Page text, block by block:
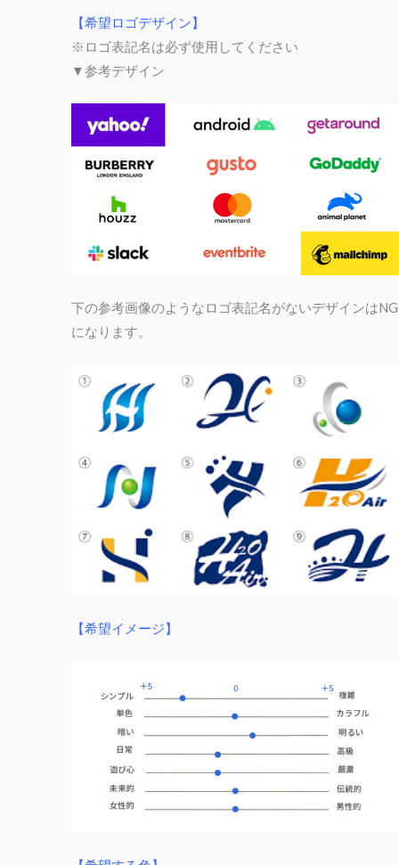
【希望ロゴデザイン】
※ロゴ表記名は必ず使用してください
▼参考デザイン
下の参考画像のようなロゴ表記名がないデザインはNG
になります。
【希望イメージ】